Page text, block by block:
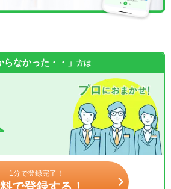
らなかった・・」 方は
1分で登録完了！